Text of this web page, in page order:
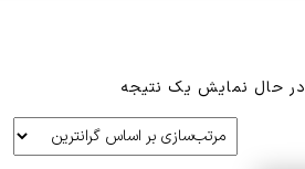
در حال نمایش یک نتیجه